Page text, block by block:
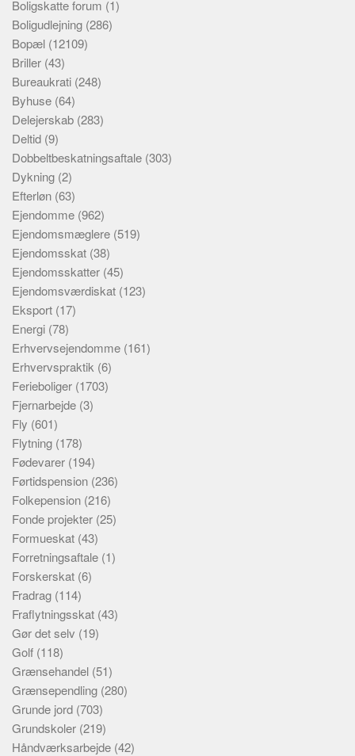
Boligskatte forum (1)
Boligudlejning (286)
Bopæl (12109)
Briller (43)
Bureaukrati (248)
Byhuse (64)
Delejerskab (283)
Deltid (9)
Dobbeltbeskatningsaftale (303)
Dykning (2)
Efterløn (63)
Ejendomme (962)
Ejendomsmæglere (519)
Ejendomsskat (38)
Ejendomsskatter (45)
Ejendomsværdiskat (123)
Eksport (17)
Energi (78)
Erhvervsejendomme (161)
Erhvervspraktik (6)
Ferieboliger (1703)
Fjernarbejde (3)
Fly (601)
Flytning (178)
Fødevarer (194)
Førtidspension (236)
Folkepension (216)
Fonde projekter (25)
Formueskat (43)
Forretningsaftale (1)
Forskerskat (6)
Fradrag (114)
Fraflytningsskat (43)
Gør det selv (19)
Golf (118)
Grænsehandel (51)
Grænsependling (280)
Grunde jord (703)
Grundskoler (219)
Håndværksarbejde (42)